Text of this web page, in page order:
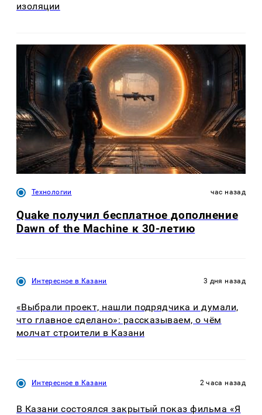
изоляции
Технологии час назад
Quake получил бесплатное дополнение
Dawn of the Machine к 30-летию
Интересное в Казани 3 дня назад
«Выбрали проект, нашли подрядчика и думали,
что главное сделано»: рассказываем, о чём
молчат строители в Казани
Интересное в Казани 2 часа назад
В Казани состоялся закрытый показ фильма «Я